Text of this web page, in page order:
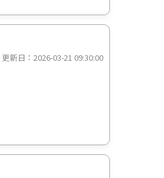
更新日：2026-03-21 09:30:00